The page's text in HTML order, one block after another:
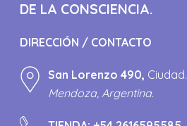
DE LA CONSCIENCIA.
DIRECCIÓN / CONTACTO
San Lorenzo 490, Ciudad.
Mendoza, Argentina.